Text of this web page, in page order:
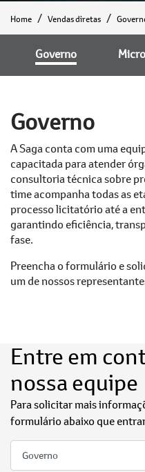
Home Vendas diretas
Governo
Governo
A Saga conta com uma
capacitada para atender
consultoria técnica sobre
time acompanha todas as
processo licitatório até a
garantindo eficiência,
fase.
Preencha o formulário e
um de nossos
Entre em
nossa equipe
Para solicitar mais
formulário abaixo que